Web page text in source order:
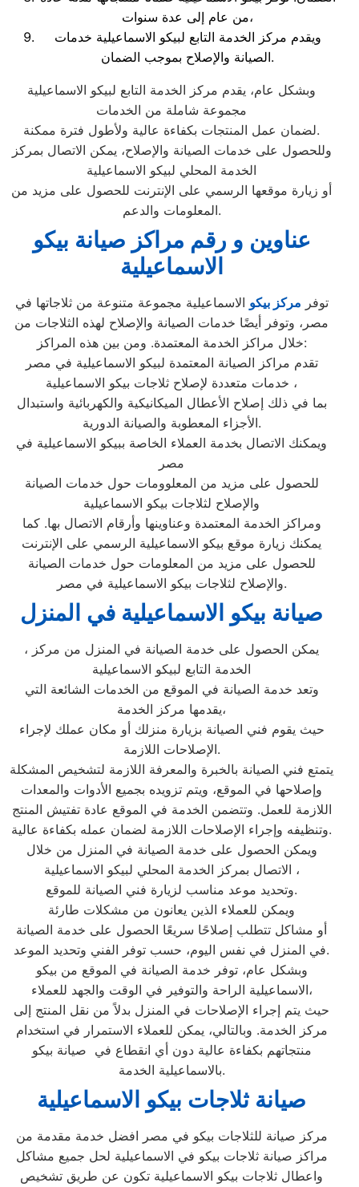
من عام إلى عدة سنوات،
ويقدم مركز الخدمة التابع لبيكو الاسماعيلية خدمات
الصيانة والإصلاح بموجب الضمان.
وبشكل عام، يقدم مركز الخدمة التابع لبيكو الاسماعيلية
مجموعة شاملة من الخدمات
لضمان عمل المنتجات بكفاءة عالية ولأطول فترة ممكنة.
وللحصول على خدمات الصيانة والإصلاح، يمكن الاتصال بمركز
الخدمة المحلي لبيكو الاسماعيلية
أو زيارة موقعها الرسمي على الإنترنت للحصول على مزيد من
المعلومات والدعم.
عناوين و رقم مراكز صيانة بيكو
الاسماعيلية
توفر مركز بيكو الاسماعيلية مجموعة متنوعة من ثلاجاتها في
مصر، وتوفر أيضًا خدمات الصيانة والإصلاح لهذه الثلاجات من
خلال مراكز الخدمة المعتمدة. ومن بين هذه المراكز:
تقدم مراكز الصيانة المعتمدة لبيكو الاسماعيلية في مصر
خدمات متعددة لإصلاح ثلاجات بيكو الاسماعيلية ،
بما في ذلك إصلاح الأعطال الميكانيكية والكهربائية واستبدال
الأجزاء المعطوبة والصيانة الدورية.
ويمكنك الاتصال بخدمة العملاء الخاصة ببيكو الاسماعيلية في
مصر
للحصول على مزيد من المعلوومات حول خدمات الصيانة
والإصلاح لثلاجات بيكو الاسماعيلية
ومراكز الخدمة المعتمدة وعناوينها وأرقام الاتصال بها. كما
يمكنك زيارة موقع بيكو الاسماعيلية الرسمي على الإنترنت
للحصول على مزيد من المعلومات حول خدمات الصيانة
والإصلاح لثلاجات بيكو الاسماعيلية في مصر.
صيانة بيكو الاسماعيلية في المنزل
، يمكن الحصول على خدمة الصيانة في المنزل من مركز
الخدمة التابع لبيكو الاسماعيلية
وتعد خدمة الصيانة في الموقع من الخدمات الشائعة التي
يقدمها مركز الخدمة،
حيث يقوم فني الصيانة بزيارة منزلك أو مكان عملك لإجراء
الإصلاحات اللازمة.
يتمتع فني الصيانة بالخبرة والمعرفة اللازمة لتشخيص المشكلة
وإصلاحها في الموقع، ويتم تزويده بجميع الأدوات والمعدات
اللازمة للعمل. وتتضمن الخدمة في الموقع عادة تفتيش المنتج
وتنظيفه وإجراء الإصلاحات اللازمة لضمان عمله بكفاءة عالية.
ويمكن الحصول على خدمة الصيانة في المنزل من خلال
الاتصال بمركز الخدمة المحلي لبيكو الاسماعيلية ،
وتحديد موعد مناسب لزيارة فني الصيانة للموقع.
ويمكن للعملاء الذين يعانون من مشكلات طارئة
أو مشاكل تتطلب إصلاحًا سريعًا الحصول على خدمة الصيانة
في المنزل في نفس اليوم، حسب توفر الفني وتحديد الموعد.
وبشكل عام، توفر خدمة الصيانة في الموقع من بيكو
الاسماعيلية الراحة والتوفير في الوقت والجهد للعملاء،
حيث يتم إجراء الإصلاحات في المنزل بدلاً من نقل المنتج إلى
مركز الخدمة. وبالتالي، يمكن للعملاء الاستمرار في استخدام
منتجاتهم بكفاءة عالية دون أي انقطاع في صيانة بيكو
بالاسماعيلية الخدمة.
صيانة ثلاجات بيكو الاسماعيلية
مركز صيانة للثلاجات بيكو في مصر افضل خدمة مقدمة من
مراكز صيانة ثلاجات بيكو في الاسماعيلية لحل جميع مشاكل
واعطال ثلاجات بيكو الاسماعيلية تكون عن طريق تشخيص